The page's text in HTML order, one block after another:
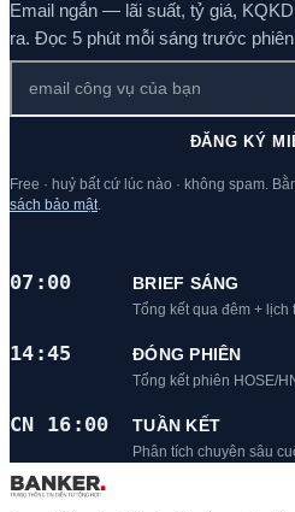
Email ngắn — lãi suất, tỷ giá,
ra. Đọc 5 phút mỗi sáng trước
ĐĂNG KÝ
Free · huỷ bất cứ lúc nào · không spam.
sách bảo mật
07:00 BRIEF SÁNG
Tổng kết qua đêm + lịch
14:45 ĐÓNG PHIÊN
Tổng kết phiên HOSE/
CN 16:00 TUẦN KẾT
Phân tích chuyên sâu